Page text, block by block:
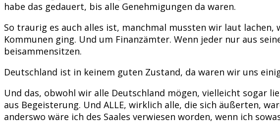
habe das gedauert, bis alle Genehmigungen da waren.
So traurig es auch alles ist, manchmal mussten wir laut
Kommunen ging. Und um Finanzämter. Wenn jeder nur aus
beisammensitzen.
Deutschland ist in keinem guten Zustand, da waren wir uns
Und das, obwohl wir alle Deutschland mögen, vielleicht sogar
aus Begeisterung. Und ALLE, wirklich alle, die sich äußerten,
anderswo wäre ich des Saales verwiesen worden, wenn ich